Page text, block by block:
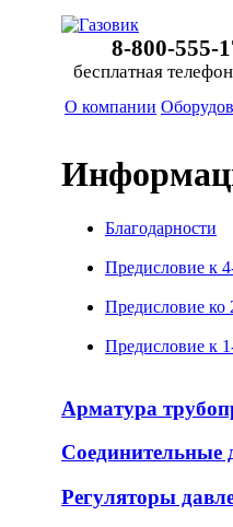
8-800-555-
бесплатная
О компании
Благодарности
Предисловие к
Предисловие ко
Предисловие к
Арматура
Соединительные
Регуляторы